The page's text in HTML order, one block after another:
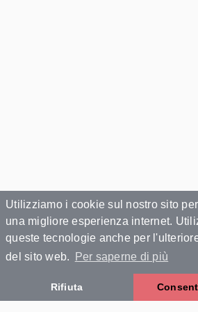
Utilizziamo i cookie sul nostro sito
una migliore esperienza internet.
queste tecnologie anche per
del sito web.
Per saperne di più
Rifiuta